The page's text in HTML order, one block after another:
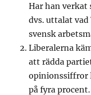
Har han verkat
dvs. uttalat
svensk
Liberalerna
att rädda
opinionssiffror
på fyra